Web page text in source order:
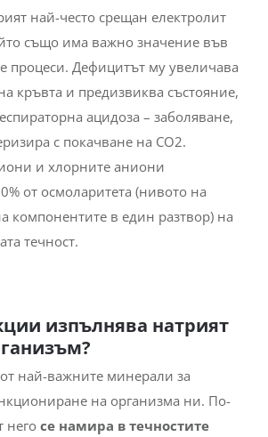
най-често срещан електролит
също има важно значение във
процеси. Дефицитът му увеличава
кръвта и предизвиква състояние,
ацидоза – заболяване,
с покачване на CO2.
и хлорните аниони
от осмоларитета (нивото на
компонентите в един разтвор) на
течност.
изпълнява натрият
най-важните минерали за
на организма ни. По-
него се намира в течностите